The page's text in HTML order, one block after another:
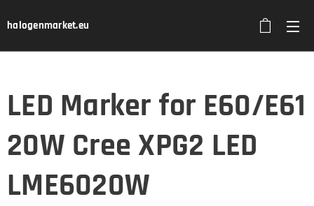
halogenmarket.eu
LED Marker for E60/E61
20W Cree XPG2 LED
LME6020W